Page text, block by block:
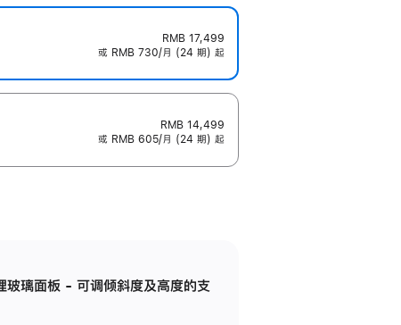
RMB 17,499
或 RMB 730/月 (24 期) 起
RMB 14,499
或 RMB 605/月 (24 期) 起
璃面板 - 可调倾斜度及高度的支